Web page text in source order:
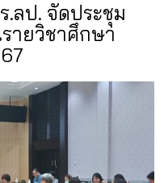
.ลป. จัดประชุม
ายวิชาศึกษา